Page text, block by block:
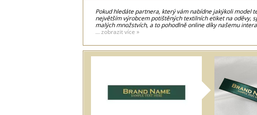
Pokud hledáte partnera, který vám nabídne jakýkoli model
největším výrobcem potištěných textilních etiket na oděvy,
malých množstvích, a to pohodlně online díky našemu
modely etiket na oděvy, tištěné na satén v různých
pro péči o prádlo nebo ručně psaná umělecká písma na
textilní výrobky, jako jsou matrace, závěsy, ložní prádlo a
... zobrazit více »